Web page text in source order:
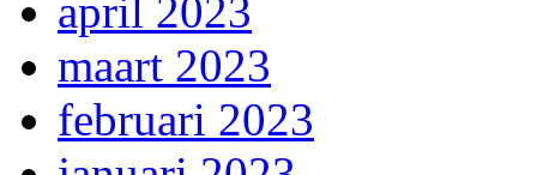
april 2023
maart 2023
februari 2023